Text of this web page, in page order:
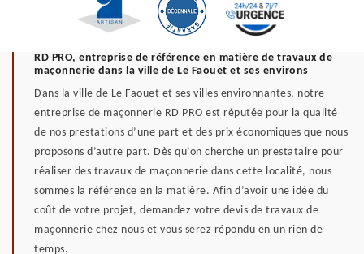
RD PRO, entreprise de référence en matière de travaux de
maçonnerie dans la ville de Le Faouet et ses environs
Dans la ville de Le Faouet et ses villes environnantes, notre
entreprise de maçonnerie RD PRO est réputée pour la qualité
de nos prestations d’une part et des prix économiques que nous
proposons d’autre part. Dès qu’on cherche un prestataire pour
réaliser des travaux de maçonnerie dans cette localité, nous
sommes la référence en la matière. Afin d’avoir une idée du
coût de votre projet, demandez votre devis de travaux de
maçonnerie chez nous et vous serez répondu en un rien de
temps.